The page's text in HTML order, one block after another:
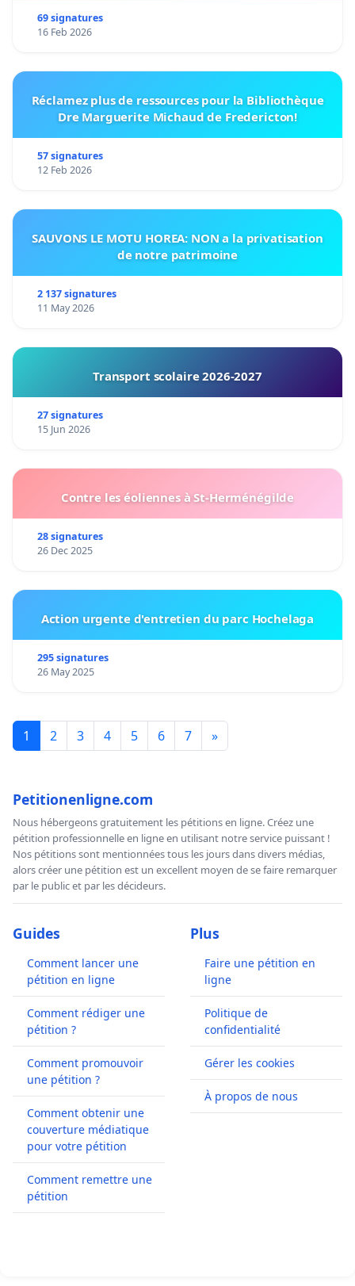
69 signatures
16 Feb 2026
Réclamez plus de ressources pour la Bibliothèque
Dre Marguerite Michaud de Fredericton!
57 signatures
12 Feb 2026
SAUVONS LE MOTU HOREA: NON a la privatisation
de notre patrimoine
2 137 signatures
11 May 2026
Transport scolaire 2026-2027
27 signatures
15 Jun 2026
Contre les éoliennes à St-Herménégilde
28 signatures
26 Dec 2025
Action urgente d'entretien du parc Hochelaga
295 signatures
26 May 2025
1 2 3 4 5 6 7 »
Petitionenligne.com
Nous hébergeons gratuitement les pétitions en ligne. Créez une
pétition professionnelle en ligne en utilisant notre service puissant !
Nos pétitions sont mentionnées tous les jours dans divers médias,
alors créer une pétition est un excellent moyen de se faire remarquer
par le public et par les décideurs.
Guides
Comment lancer une
pétition en ligne
Comment rédiger une
pétition ?
Comment promouvoir
une pétition ?
Comment obtenir une
couverture médiatique
pour votre pétition
Comment remettre une
pétition
Plus
Faire une pétition en
ligne
Politique de
confidentialité
Gérer les cookies
À propos de nous